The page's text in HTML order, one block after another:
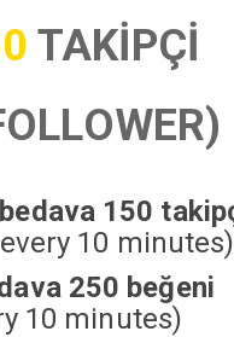
TAKİPÇİ
bedava 150
10 minutes)
250 beğeni
10 minutes)